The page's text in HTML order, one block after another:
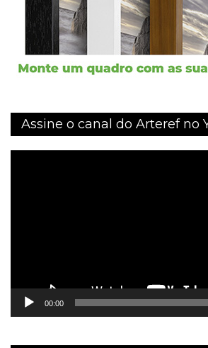
Assine o canal do Arteref no
00:00